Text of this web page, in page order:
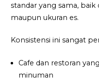
standar yang sama, baik
maupun ukuran es.
Konsistensi ini sangat
Cafe dan restoran
minuman